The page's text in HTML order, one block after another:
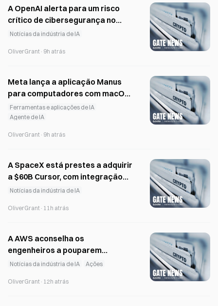
A OpenAI alerta para um risco
crítico de cibersegurança no
desenvolvimento do modelo
Notícias da indústria de IA
OliverGrant · 9h atrás
Meta lança a aplicação Manus
para computadores com macOS
e Windows, com IA local
Ferramentas e aplicações de IA
Agente de IA
OliverGrant · 9h atrás
A SpaceX está prestes a adquirir
a $60B Cursor, com integração
direta da equipa
Notícias da indústria de IA
OliverGrant · 11h atrás
A AWS aconselha os
engenheiros a pouparem
capacidade de CPU em plena
computacional para IA
Notícias da indústria de IA Ações
OliverGrant · 12h atrás